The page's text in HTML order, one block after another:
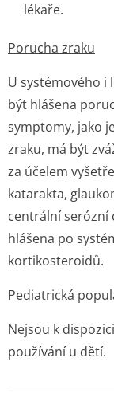
lékaře.
Porucha zraku
U systémového
být hlášena
symptomy, jako
zraku, má být
za účelem
katarakta,
centrální serózní
hlášena po
kortikosteroidů.
Pediatrická
Nejsou k
používání u dětí.